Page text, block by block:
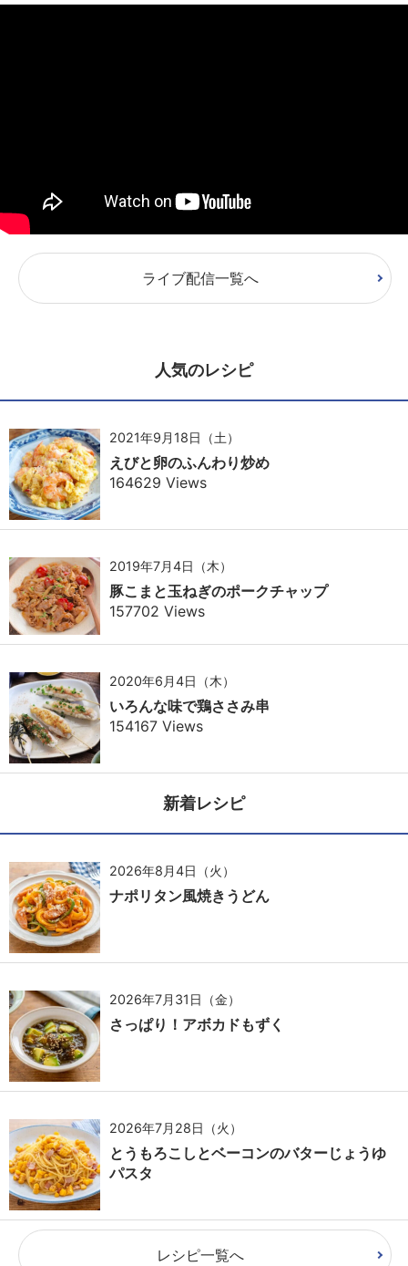
ライブ配信一覧へ
人気のレシピ
2021年9月18日（土）
えびと卵のふんわり炒め
164629 Views
2019年7月4日（木）
豚こまと玉ねぎのポークチャップ
157702 Views
2020年6月4日（木）
いろんな味で鶏ささみ串
154167 Views
新着レシピ
2026年8月4日（火）
ナポリタン風焼きうどん
2026年7月31日（金）
さっぱり！アボカドもずく
2026年7月28日（火）
とうもろこしとベーコンのバターじょうゆ
パスタ
レシピ一覧へ